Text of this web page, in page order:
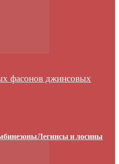
фасонов джинсовых
Легинсы и лосины